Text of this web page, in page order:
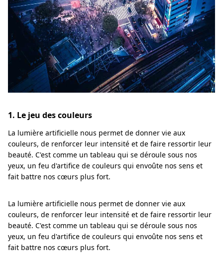
1. Le jeu des couleurs
La lumière artificielle nous permet de donner vie aux
couleurs, de renforcer leur intensité et de faire ressortir leur
beauté. C'est comme un tableau qui se déroule sous nos
yeux, un feu d'artifice de couleurs qui envoûte nos sens et
fait battre nos cœurs plus fort.
La lumière artificielle nous permet de donner vie aux
couleurs, de renforcer leur intensité et de faire ressortir leur
beauté. C'est comme un tableau qui se déroule sous nos
yeux, un feu d'artifice de couleurs qui envoûte nos sens et
fait battre nos cœurs plus fort.